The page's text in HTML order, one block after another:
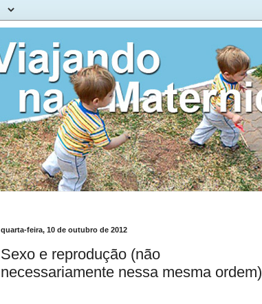
quarta-feira, 10 de outubro de 2012
Sexo e reprodução (não
necessariamente nessa mesma ordem)